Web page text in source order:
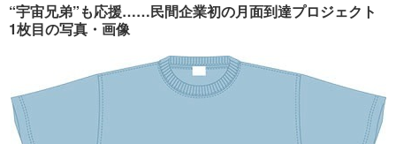
音楽 スポーツ
ショッピング その他
ペット ショッピング
プッシュ通知の停止方法
“宇宙兄弟”も応援……民間企業初の月面到達プロジェクト
1枚目の写真・画像